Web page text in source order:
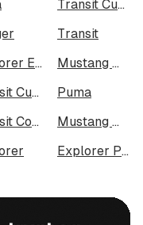
Transit Custom
Transit
Explorer EV Extended Range AWD
Mustang Mach-E GT
Transit Custom 320
Puma
Transit Courier
Mustang Mach-E Standard Range AWD
Explorer Plug-In Hybrid